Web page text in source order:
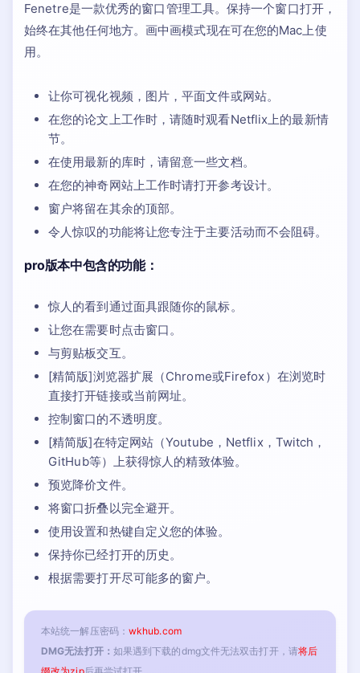
Fenetre是一款优秀的窗口管理工具。保持一个窗口打开，
始终在其他任何地方。画中画模式现在可在您的Mac上使
用。
让你可视化视频，图片，平面文件或网站。
在您的论文上工作时，请随时观看Netflix上的最新情
节。
在使用最新的库时，请留意一些文档。
在您的神奇网站上工作时请打开参考设计。
窗户将留在其余的顶部。
令人惊叹的功能将让您专注于主要活动而不会阻碍。
pro版本中包含的功能：
惊人的看到通过面具跟随你的鼠标。
让您在需要时点击窗口。
与剪贴板交互。
[精简版]浏览器扩展（Chrome或Firefox）在浏览时
直接打开链接或当前网址。
控制窗口的不透明度。
[精简版]在特定网站（Youtube，Netflix，Twitch，
GitHub等）上获得惊人的精致体验。
预览降价文件。
将窗口折叠以完全避开。
使用设置和热键自定义您的体验。
保持你已经打开的历史。
根据需要打开尽可能多的窗户。
本站统一解压密码： wkhub.com
DMG无法打开： 如果遇到下载的dmg文件无法双击打开，请将后